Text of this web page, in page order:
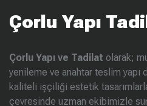
Çorlu Yapı
Çorlu Yapı ve Tadilat olarak;
yenileme ve anahtar teslim
kaliteli işçiliği estetik
çevresinde uzman ekibimizle